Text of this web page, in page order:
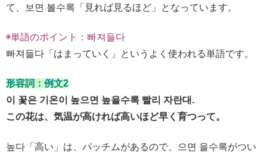
て、보면 볼수록「見れば見るほど」となっています。
◉単語のポイント：빠져들다
빠져들다「はまっていく」というよく使われる単語です。
形容詞：例文2
이 꽃은 기온이 높으면 높을수록 빨리 자란대.
この花は、気温が高ければ高いほど早く育つって。
높다「高い」は、パッチムがあるので、으면 을수록がつい